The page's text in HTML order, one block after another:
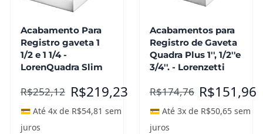
Acabamento Para
Registro gaveta 1
1/2 e 1 1/4 -
LorenQuadra Slim
R$252,12 R$219,23
💳 Até 4x de R$54,81 sem
juros
Acabamentos para
Registro de Gaveta
Quadra Plus 1'', 1/2''e
3/4''. - Lorenzetti
R$174,76 R$151,96
💳 Até 3x de R$50,65sem
juros